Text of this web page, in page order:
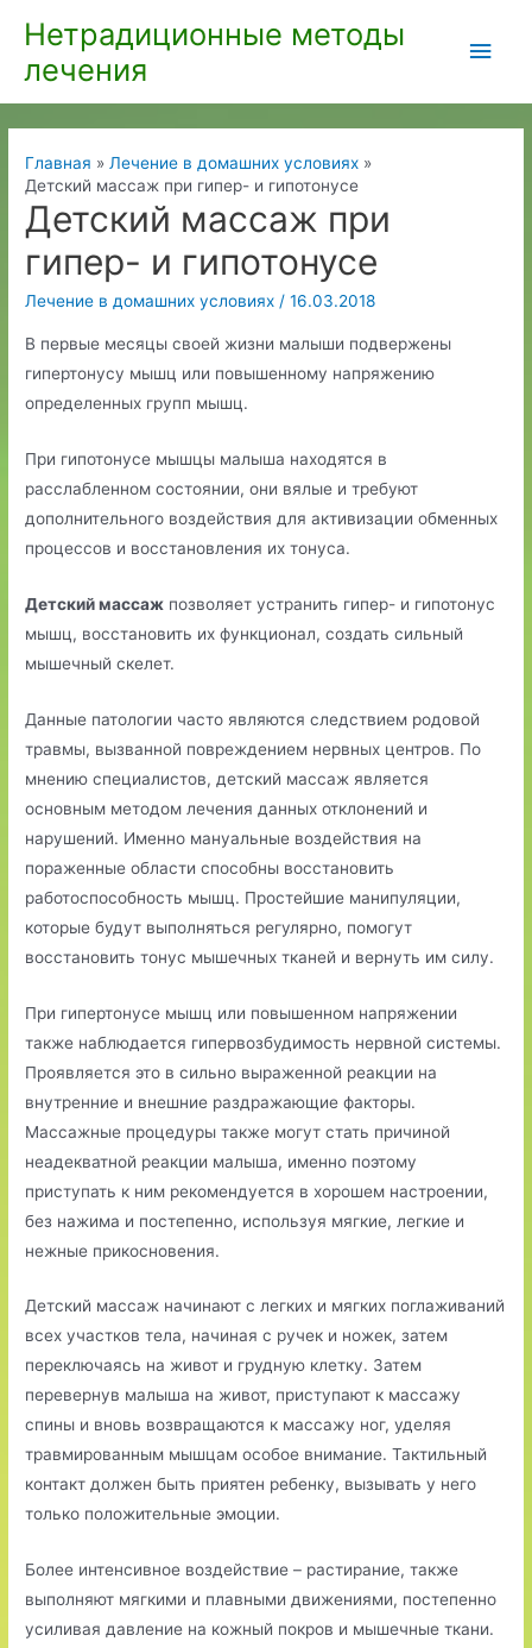
содержимому
Нетрадиционные методы
лечения
Главная
Лечение в домашних условиях
Детский массаж при гипер- и гипотонусе
Детский массаж при
гипер- и гипотонусе
Лечение в домашних условиях /16.03.2018
В первые месяцы своей жизни малыши подвержены
гипертонусу мышц или повышенному напряжению
определенных групп мышц.
При гипотонусе мышцы малыша находятся в
расслабленном состоянии, они вялые и требуют
дополнительного воздействия для активизации обменных
процессов и восстановления их тонуса.
Детский массаж позволяет устранить гипер- и гипотонус
мышц, восстановить их функционал, создать сильный
мышечный скелет.
Данные патологии часто являются следствием родовой
травмы, вызванной повреждением нервных центров. По
мнению специалистов, детский массаж является
основным методом лечения данных отклонений и
нарушений. Именно мануальные воздействия на
пораженные области способны восстановить
работоспособность мышц. Простейшие манипуляции,
которые будут выполняться регулярно, помогут
восстановить тонус мышечных тканей и вернуть им силу.
При гипертонусе мышц или повышенном напряжении
также наблюдается гипервозбудимость нервной системы.
Проявляется это в сильно выраженной реакции на
внутренние и внешние раздражающие факторы.
Массажные процедуры также могут стать причиной
неадекватной реакции малыша, именно поэтому
приступать к ним рекомендуется в хорошем настроении,
без нажима и постепенно, используя мягкие, легкие и
нежные прикосновения.
Детский массаж начинают с легких и мягких поглаживаний
всех участков тела, начиная с ручек и ножек, затем
переключаясь на живот и грудную клетку. Затем
перевернув малыша на живот, приступают к массажу
спины и вновь возвращаются к массажу ног, уделяя
травмированным мышцам особое внимание. Тактильный
контакт должен быть приятен ребенку, вызывать у него
только положительные эмоции.
Более интенсивное воздействие – растирание, также
выполняют мягкими и плавными движениями, постепенно
усиливая давление на кожный покров и мышечные ткани.